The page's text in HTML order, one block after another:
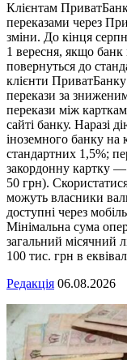
Клієнтам
переказами через
зміни. До кінця
1 вересня, якщо банк
повернуться до
клієнти
перекази за
перекази між
сайті банку. Наразі
іноземного банку
стандартних 1,5%;
закордонну картку —
50 грн).
можуть власники
доступні через
Мінімальна сума
загальний місячний
100 тис. грн в
Редакція 06.08.2026